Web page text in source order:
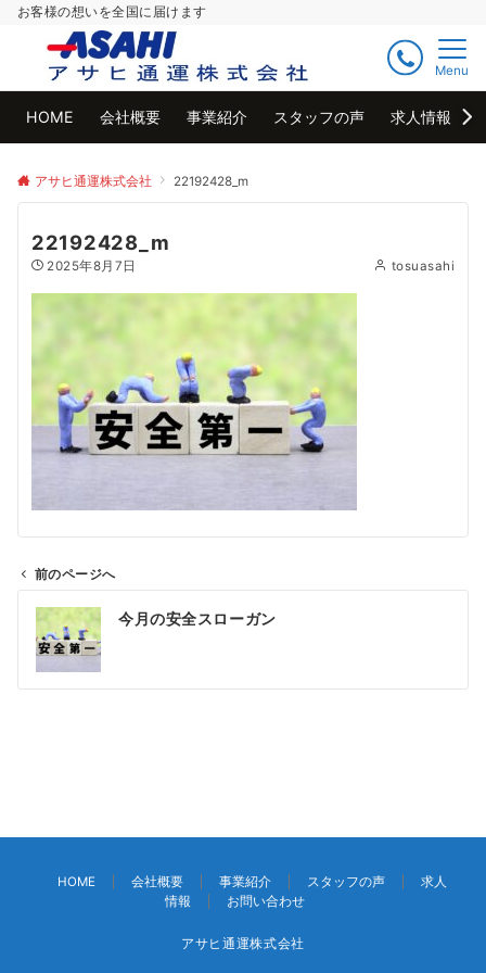
お客様の想いを全国に届けます
Menu
HOME 会社概要 事業紹介 スタッフの声 求人情報
アサヒ通運株式会社 22192428_m
22192428_m
2025年8月7日 tosuasahi
ビ
前のページへ
今月の安全スローガン
HOME 会社概要 事業紹介 スタッフの声
求人
情報
お問い合わせ
アサヒ通運株式会社